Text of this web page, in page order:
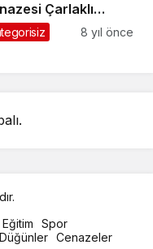
Çarlaklı
8 yıl önce
Eğitim
Spor
Düğünler Cenazeler